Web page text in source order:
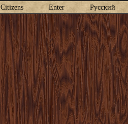
Citizens Enter Русский